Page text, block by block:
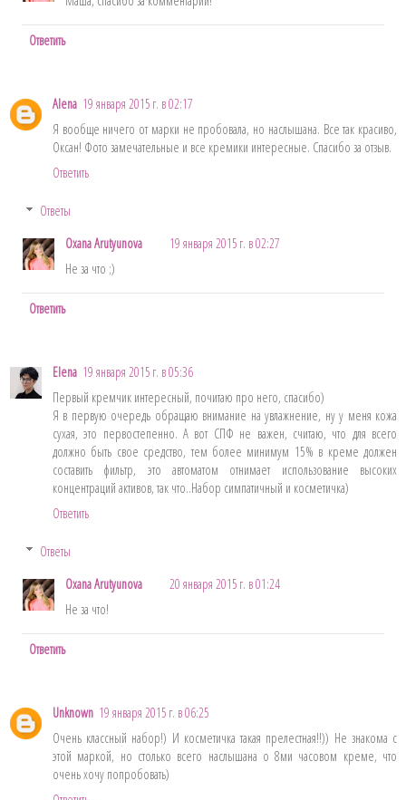
Ответить
Alena 19 января 2015 г. в 02:17
Я вообще ничего от марки не пробовала, но наслышана. Все так красиво,
Оксан! Фото замечательные и все кремики интересные. Спасибо за отзыв.
Ответить
Ответы
Oxana Arutyunova
19 января 2015 г. в 02:27
Не за что ;)
Ответить
Elena 19 января 2015 г. в 05:36
Первый кремчик интересный, почитаю про него, спасибо)
Я в первую очередь обращаю внимание на увлажнение, ну у меня кожа
сухая, это первостепенно. А вот СПФ не важен, считаю, что для всего
должно быть свое средство, тем более минимум 15% в креме должен
составить фильтр, это автоматом отнимает использование высоких
концентраций активов, так что..Набор симпатичный и косметичка)
Ответить
Ответы
Oxana Arutyunova
20 января 2015 г. в 01:24
Не за что!
Ответить
Unknown 19 января 2015 г. в 06:25
Очень классный набор!) И косметичка такая прелестная!!)) Не знакома с
этой маркой, но столько всего наслышана о 8ми часовом креме, что
очень хочу попробовать)